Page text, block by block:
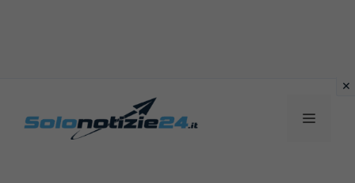
MENU